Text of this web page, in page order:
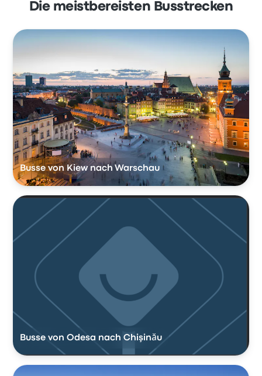
Die meistbereisten Busstrecken
Busse von Kiew nach Warschau
Busse von Odesa nach Chişinău